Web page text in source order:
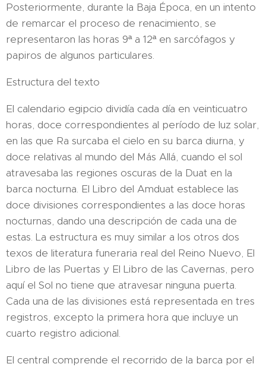
Posteriormente, durante la Baja Época, en un intento
de remarcar el proceso de renacimiento, se
representaron las horas 9ª a 12ª en sarcófagos y
papiros de algunos particulares.
Estructura del texto
El calendario egipcio dividía cada día en veinticuatro
horas, doce correspondientes al período de luz solar,
en las que Ra surcaba el cielo en su barca diurna, y
doce relativas al mundo del Más Allá, cuando el sol
atravesaba las regiones oscuras de la Duat en la
barca nocturna. El Libro del Amduat establece las
doce divisiones correspondientes a las doce horas
nocturnas, dando una descripción de cada una de
estas. La estructura es muy similar a los otros dos
texos de literatura funeraria real del Reino Nuevo, El
Libro de las Puertas y El Libro de las Cavernas, pero
aquí el Sol no tiene que atravesar ninguna puerta.
Cada una de las divisiones está representada en tres
registros, excepto la primera hora que incluye un
cuarto registro adicional.
El central comprende el recorrido de la barca por el